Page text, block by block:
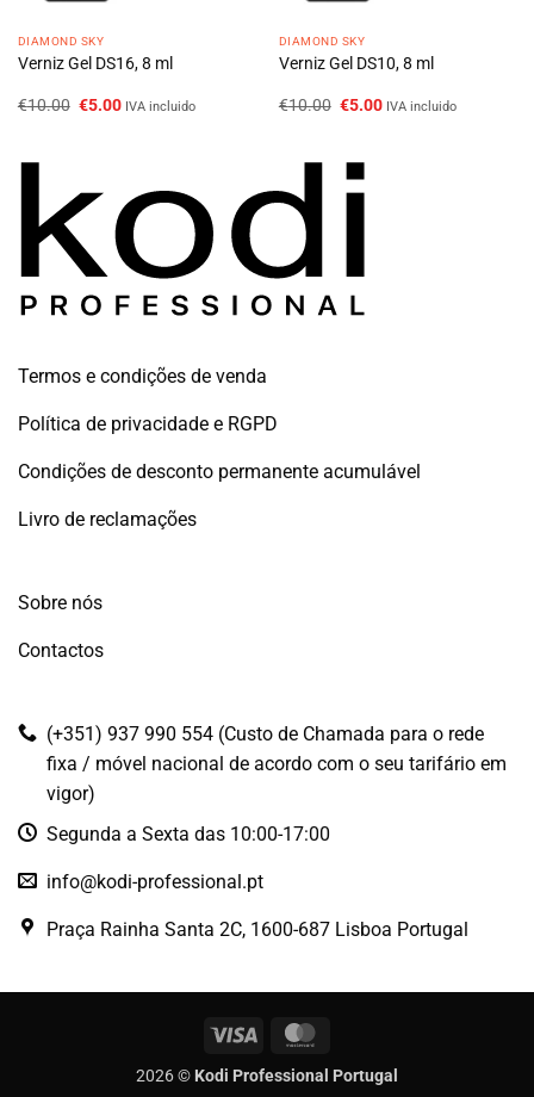
DIAMOND SKY
Verniz Gel DS16, 8 ml
€10.00 O
€5.00OIVA incluido
DIAMOND SKY
Verniz Gel DS10, 8 ml
€10.00 O
€10.00.
€5.00OIVA incluido
Termos e condições de venda
Política de privacidade e RGPD
Condições de desconto permanente acumulável
Livro de reclamações
Sobre nós
Contactos
(+351) 937 990 554 (Custo de Chamada para o rede
fixa / móvel nacional de acordo com o seu tarifário em
vigor)
Segunda a Sexta das 10:00-17:00
info@kodi-professional.pt
Praça Rainha Santa 2C, 1600-687 Lisboa Portugal
Visa
2026 © Kodi Professional Portugal